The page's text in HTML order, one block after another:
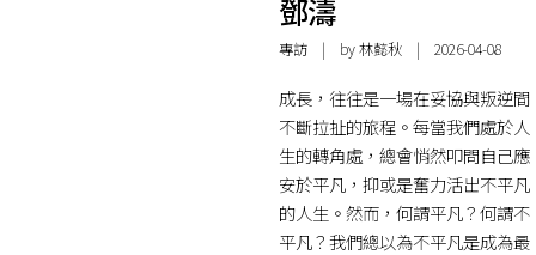
鄧濤
專訪| by林懿秋| 2026-04-08
成長，往往是一場在妥協與叛逆間
不斷拉扯的旅程。每當我們處於人
生的轉角處，總會悄然叩問自己應
安於平凡，抑或是奮力活出不平凡
的人生。然而，何謂平凡？何謂不
平凡？我們總以為不平凡是成為最